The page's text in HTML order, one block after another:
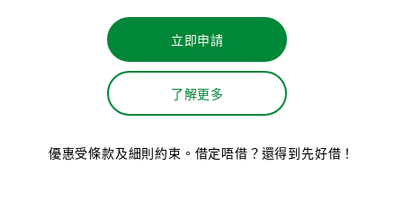
每桌將由我們誠摯招待一份免費套餐，一起品嚐珍饈美
饌。